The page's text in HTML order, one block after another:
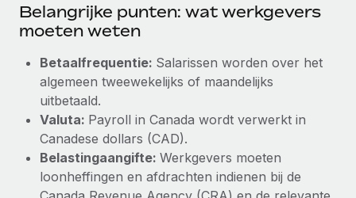
Belangrijke punten: wat werkgevers
moeten weten
Betaalfrequentie: Salarissen worden over het
algemeen tweewekelijks of maandelijks
uitbetaald.
Valuta: Payroll in Canada wordt verwerkt in
Canadese dollars (CAD).
Belastingaangifte: Werkgevers moeten
loonheffingen en afdrachten indienen bij de